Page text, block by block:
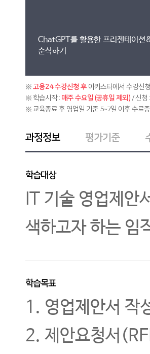
ChatGPT를 활용한 프리젠테이션
순삭하기
※고용24 수강신청 후 아카스타에서 수강신
※ 학습시작 : 매주 수요일 (공휴일 제외) / 신청 :
※ 교육종료 후 영업일 기준 5~7일 이후 수료
과정정보 평가기준
학습대상
IT 기술 영업제안
색하고자 하는 임
학습목표
1. 영업제안서 작
2. 제안요청서